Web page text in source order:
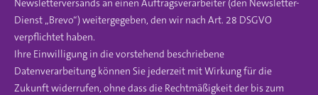
Newsletterversands an einen Auftragsverarbeiter (den Newsletter-
Dienst „Brevo“) weitergegeben, den wir nach Art. 28 DSGVO
verpflichtet haben.
Ihre Einwilligung in die vorstehend beschriebene
Datenverarbeitung können Sie jederzeit mit Wirkung für die
Zukunft widerrufen, ohne dass die Rechtmäßigkeit der bis zum